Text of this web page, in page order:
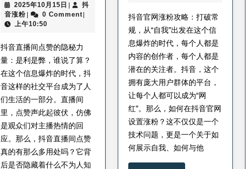
直
播
间
点
赞
有
什
么
用
处
要
2025年10月15日 2025
年
15
日
抖
音涨粉 抖
音
粉
0 Comment
上午10:50
抖音直播间点赞的隐秘力
量：是利是弊，谁说了算？
在这个信息爆炸的时代，抖
音这样的社交平台成为了人
们生活的一部分。直播间
里，点赞声此起彼伏，仿佛
是观众们对主播热情的回
应。那么，抖音直播间点赞
真的有那么多用处吗？它背
后是否隐藏着什么不为人知
如
何
设
置
涨
粉
_
抖
音
涨
28
日
粉
抖音官网涨粉攻略：打破常
规，从“自我”出发在这个信
息爆炸的时代，每个人都是
内容的创作者，每个人都是
潜在的关注者。抖音，这个
拥有庞大用户群体的平台，
让每个人都可以成为“网
红”。那么，如何在抖音官网
设置涨粉？这不仅仅是一个
技术问题，更是一个关于如
何展示自我、如何与他